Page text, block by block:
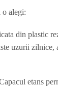
o alegi:
din plastic
uzurii zilnice,
etans